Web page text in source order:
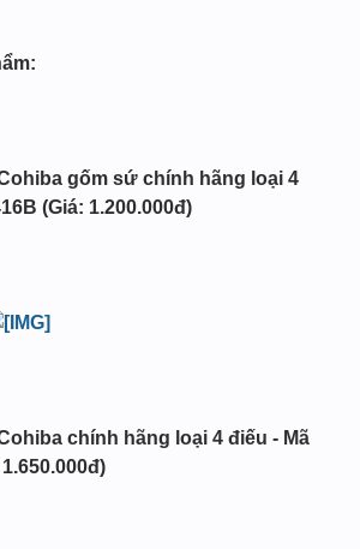
gốm sứ chính hãng loại 4
(Giá: 1.200.000đ)
chính hãng loại 4 điếu - Mã